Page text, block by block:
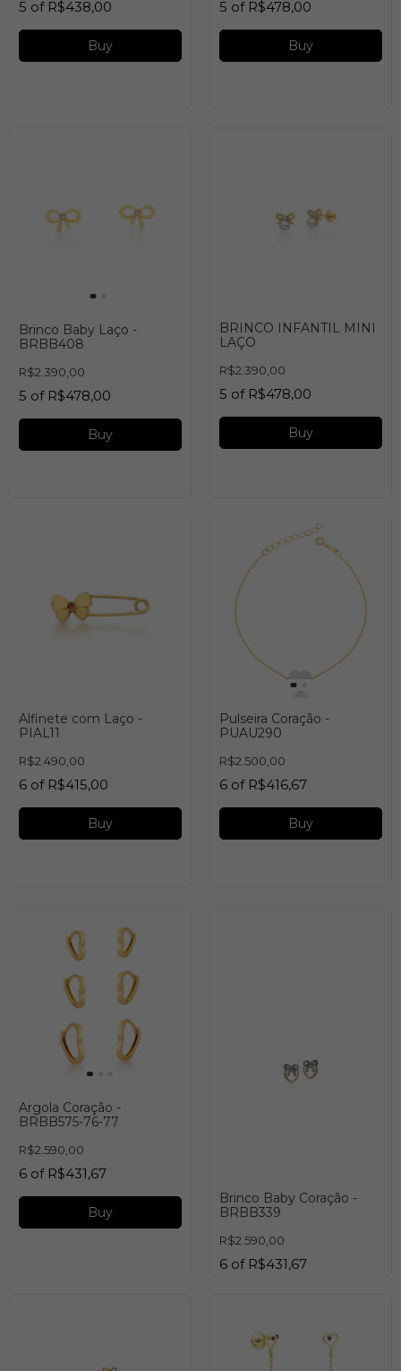
5 of R$438,00
Buy
5 of R$478,00
Buy
Brinco Baby Laço -
BRBB408
R$2.390,00
5 of R$478,00
Buy
BRINCO INFANTIL MINI
LAÇO
R$2.390,00
5 of R$478,00
Buy
Alfinete com Laço -
PIAL11
R$2.490,00
6 of R$415,00
Buy
Pulseira Coração -
PUAU290
R$2.500,00
6 of R$416,67
Buy
Argola Coração -
BRBB575-76-77
R$2.590,00
6 of R$431,67
Buy
Brinco Baby Coração -
BRBB339
R$2.590,00
6 of R$431,67